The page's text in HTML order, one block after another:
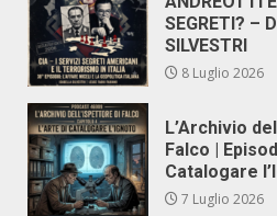
SEGRETI? –
SILVESTRI
8 Luglio 2026
L’Archivio
Falco |
Catalogare
7 Luglio 2026